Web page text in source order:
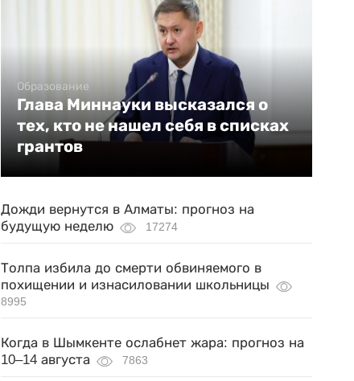
Образование
Глава Миннауки высказался о
тех, кто не нашел себя в списках
грантов
Дожди вернутся в Алматы: прогноз на
будущую неделю
17274
Толпа избила до смерти обвиняемого в
похищении и изнасиловании школьницы
8995
Когда в Шымкенте ослабнет жара: прогноз на
10–14 августа
7863